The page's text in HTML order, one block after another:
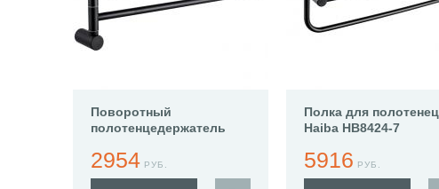
Поворотный
полотенцедержатель
2954 РУБ.
Полка для полотенец
Haiba HB8424-7
5916 РУБ.